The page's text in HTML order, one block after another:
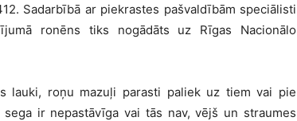
Sadarbībā ar piekrastes pašvaldībām speciālisti
ronēns tiks nogādāts uz Rīgas Nacionālo
lauki, roņu mazuļi parasti paliek uz tiem vai pie
ir nepastāvīga vai tās nav, vējš un straumes